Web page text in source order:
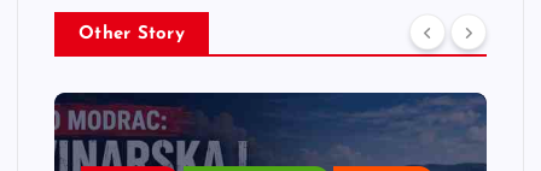
Other Story